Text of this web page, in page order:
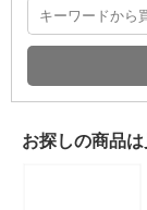
お探しの商品